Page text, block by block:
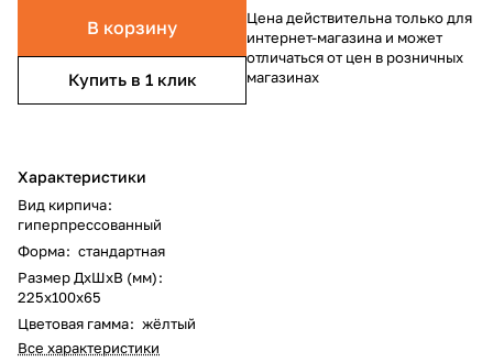
В корзину
Купить в 1 клик
Характеристики
Вид кирпича:
гиперпрессованный
Форма: стандартная
Размер ДхШхВ (мм):
225x100x65
Цветовая гамма: жёлтый
Все характеристики
Цена действительна только для
интернет-магазина и может
отличаться от цен в розничных
магазинах